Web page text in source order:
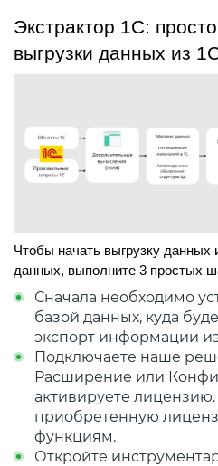
Экстрактор 1С:
выгрузки данных из
Чтобы начать выгрузку
данных, выполните 3 простых
Сначала необходимо
базой данных, куда
экспорт информации
Подключаете наше
Расширение или
активируете
приобретенную
функциям.
Откройте